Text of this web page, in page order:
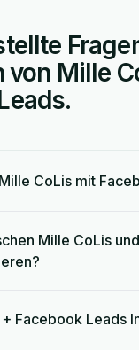
von Mille
CoLis mit
Mille CoLis
Facebook Leads